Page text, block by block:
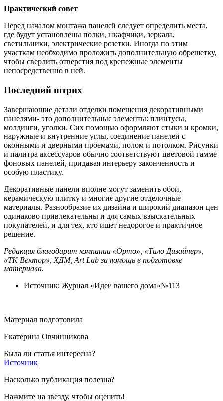
Практический совет
Перед началом монтажа панелей следует определить места,
где будут установлены полки, шкафчики, зеркала,
светильники, электрические розетки. Иногда по этим
участкам необходимо проложить дополнительную обрешетку,
чтобы сверлить отверстия под крепежные элементы
непосредственно в ней.
Последний штрих
Завершающие детали отделки помещения декоративными
панелями- это дополнительные элементы: плинтусы,
молдинги, уголки. Сих помощью оформляют стыки и кромки,
наружные и внутренние углы, соединение панелей с
оконными и дверными проемами, полом и потолком. Рисунки
и палитра аксессуаров обычно соответствуют цветовой гамме
фоновых панелей, придавая интерьеру законченность и
особую пластику.
Декоративные панели вполне могут заменить обои,
керамическую плитку и многие другие отделочные
материалы. Разнообразие их дизайна и широкий диапазон цен
одинаково привлекательны и для самых взыскательных
покупателей, и для тех, кто ищет недорогое и практичное
решение.
Редакция благодарит компании «Орто», «Тило Дизайнер»,
«ТК Вектор», ХДМ, Art Lab за помощь в подготовке
материала.
Источник: Журнал «Идеи вашего дома»№113
Материал подготовила
Екатерина Овчинникова
Была ли статья интересна?
Источник
Насколько публикация полезна?
Нажмите на звезду, чтобы оценить!